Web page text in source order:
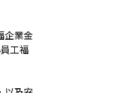
企業金
工福